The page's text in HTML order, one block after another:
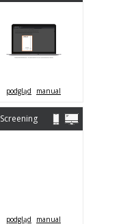
podgląd manual
Screening
podgląd manual